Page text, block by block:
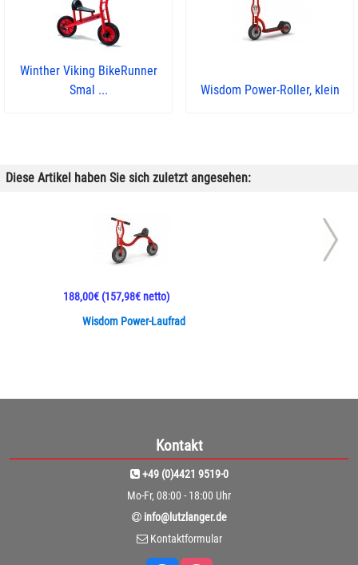
Winther Viking BikeRunner
Smal ...
Wisdom Power-Roller, klein
Diese Artikel haben Sie sich zuletzt angesehen:
Wisdom Power-Laufrad
188,00€(157,98€ netto)
Kontakt
+49 (0)4421 9519-0
Mo-Fr, 08:00 - 18:00 Uhr
info@lutzlanger.de
Kontaktformular